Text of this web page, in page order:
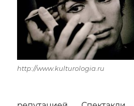
http://www.kulturologia.ru